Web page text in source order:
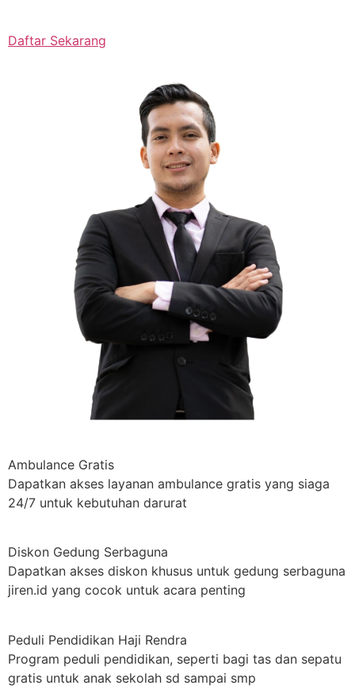
Daftar Sekarang
Ambulance Gratis
Dapatkan akses layanan ambulance gratis yang siaga
24/7 untuk kebutuhan darurat
Diskon Gedung Serbaguna
Dapatkan akses diskon khusus untuk gedung serbaguna
jiren.id yang cocok untuk acara penting
Peduli Pendidikan Haji Rendra
Program peduli pendidikan, seperti bagi tas dan sepatu
gratis untuk anak sekolah sd sampai smp